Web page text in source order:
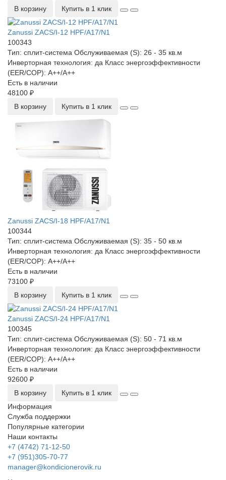
В корзину
Купить в 1 клик
Zanussi ZACS/I-12 HPF/A17/N1
100343
Тип: сплит-система Обслуживаемая (S): 26 - 35 кв.м
Инверторная технология: да Класс энергоэффективности
(EER/COP): А++/А++
Есть в наличии
48100 ₽
В корзину
Купить в 1 клик
Zanussi ZACS/I-18 HPF/A17/N1
100344
Тип: сплит-система Обслуживаемая (S): 35 - 50 кв.м
Инверторная технология: да Класс энергоэффективности
(EER/COP): А++/А++
Есть в наличии
73100 ₽
В корзину
Купить в 1 клик
Zanussi ZACS/I-24 HPF/A17/N1
100345
Тип: сплит-система Обслуживаемая (S): 50 - 71 кв.м
Инверторная технология: да Класс энергоэффективности
(EER/COP): А++/А++
Есть в наличии
92600 ₽
В корзину
Купить в 1 клик
Информация
Служба поддержки
Популярные категории
Наши контакты
+7 (4742) 71-12-50
+7 (951)305-70-77
manager@kondicionerovik.ru